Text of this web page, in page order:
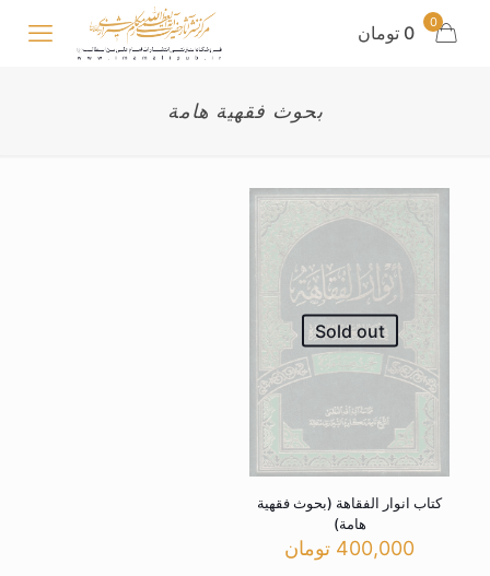
0 0 تومان
بحوث فقهیة هامة
Sold out
کتاب انوار الفقاهة (بحوث فقهیة
هامة)
400,000 تومان